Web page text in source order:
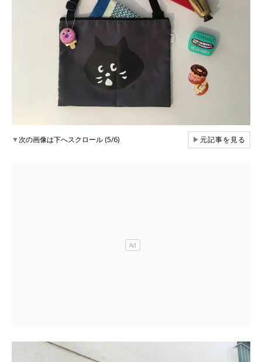
▼次の画像は下へスクロール (5/6) ▶元記事を見る